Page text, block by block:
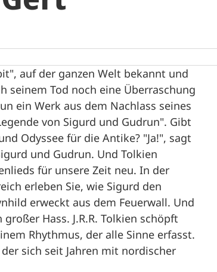
auf der ganzen Welt bekannt und
seinem Tod noch eine Überraschung
ein Werk aus dem Nachlass seines
von Sigurd und Gudrun". Gibt
Odyssee für die Antike? "Ja!", sagt
und Gudrun. Und Tolkien
für unsere Zeit neu. In der
erleben Sie, wie Sigurd den
erweckt aus dem Feuerwall. Und
Hass. J.R.R. Tolkien schöpft
Rhythmus, der alle Sinne erfasst.
sich seit Jahren mit nordischer